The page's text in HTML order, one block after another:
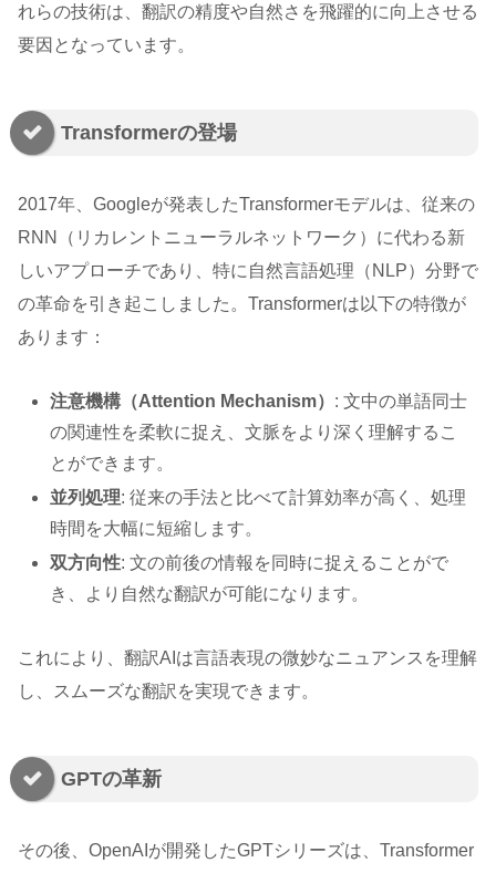
れらの技術は、翻訳の精度や自然さを飛躍的に向上させる
要因となっています。
Transformerの登場
2017年、Googleが発表したTransformerモデルは、従来の
RNN（リカレントニューラルネットワーク）に代わる新
しいアプローチであり、特に自然言語処理（NLP）分野で
の革命を引き起こしました。Transformerは以下の特徴が
あります：
注意機構（Attention Mechanism） : 文中の単語同士
の関連性を柔軟に捉え、文脈をより深く理解するこ
とができます。
並列処理: 従来の手法と比べて計算効率が高く、処理
時間を大幅に短縮します。
双方向性: 文の前後の情報を同時に捉えることがで
き、より自然な翻訳が可能になります。
これにより、翻訳AIは言語表現の微妙なニュアンスを理解
し、スムーズな翻訳を実現できます。
GPTの革新
その後、OpenAIが開発したGPTシリーズは、Transformer